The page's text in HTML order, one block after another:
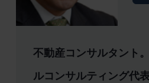
不動産コンサルタント
ルコンサルティング代